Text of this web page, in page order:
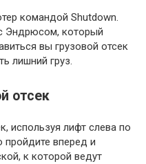
командой Shutdown.
Эндрюсом, который
вы грузовой отсек
лишний груз.
отсек
используя лифт слева по
пройдите вперед и
к которой ведут